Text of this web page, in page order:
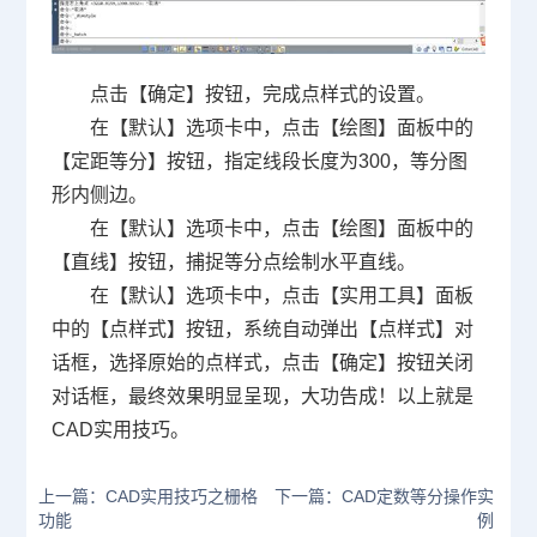
点击【确定】按钮，完成点样式的设置。
在【默认】选项卡中，点击【绘图】面板中的
【定距等分】按钮，指定线段长度为300，等分图
形内侧边。
在【默认】选项卡中，点击【绘图】面板中的
【直线】按钮，捕捉等分点绘制水平直线。
在【默认】选项卡中，点击【实用工具】面板
中的【点样式】按钮，系统自动弹出【点样式】对
话框，选择原始的点样式，点击【确定】按钮关闭
对话框，最终效果明显呈现，大功告成！以上就是
CAD实用技巧。
上一篇：CAD实用技巧之栅格
功能
下一篇：CAD定数等分操作实
例